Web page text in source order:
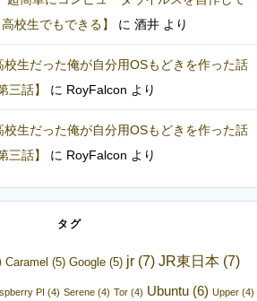
校生でもできる】
に 酒井 より
校生だった俺が自分用OSもどきを作った話
三話】
に RoyFalcon より
校生だった俺が自分用OSもどきを作った話
三話】
に RoyFalcon より
タグ
Caramel (5) Google (5) jr (7) JR東日本 (7)
PI (4) Serene(4) Tor(4) Ubuntu(6) Upper(4)